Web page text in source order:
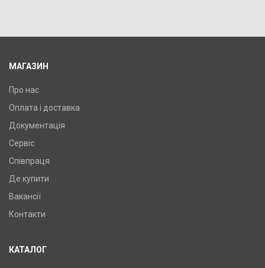
МАГАЗИН
Про нас
Оплата і доставка
Документація
Сервіс
Співпраця
Де купити
Вакансії
Контакти
КАТАЛОГ